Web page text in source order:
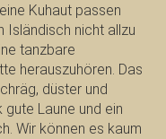
Kuhaut passen
Isländisch nicht allzu
tanzbare
herauszuhören. Das
düster und
Laune und ein
Wir können es kaum